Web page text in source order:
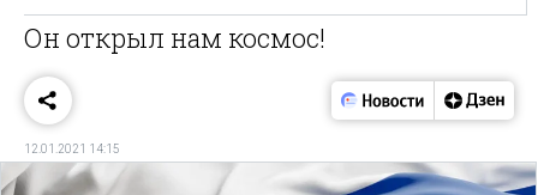
Он открыл нам космос!
12.01.2021 14:15